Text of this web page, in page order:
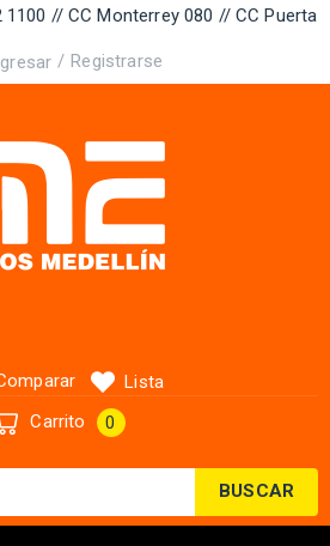
1100 // CC Monterrey 080 // CC Puerta
/ Registrarse
BUSCAR
Lista
Carrito
0